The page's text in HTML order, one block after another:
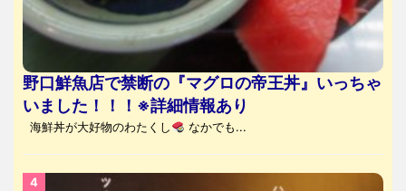
野口鮮魚店で禁断の『マグロの帝王丼』いっちゃ
いました！！！※詳細情報あり
海鮮丼が大好物のわたくし なかでも...